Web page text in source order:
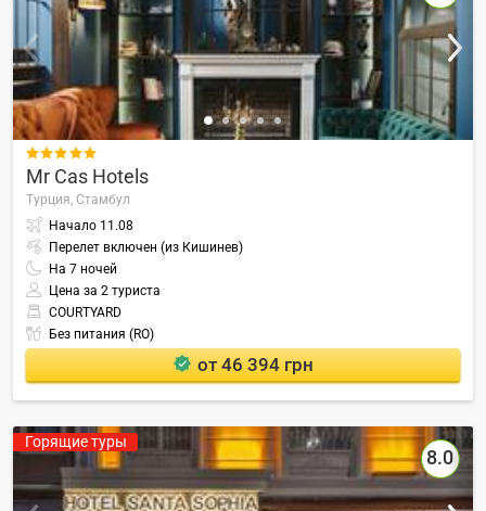

Mr Cas Hotels
Турция, Стамбул
Начало 11.08
Перелет включен (из Кишинев)
На 7 ночей
Цена за 2 туриста
COURTYARD
Без питания (RO)
от 46 394 грн
Горящие туры
8.0